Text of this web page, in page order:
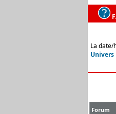
La date/
Univers
Forum